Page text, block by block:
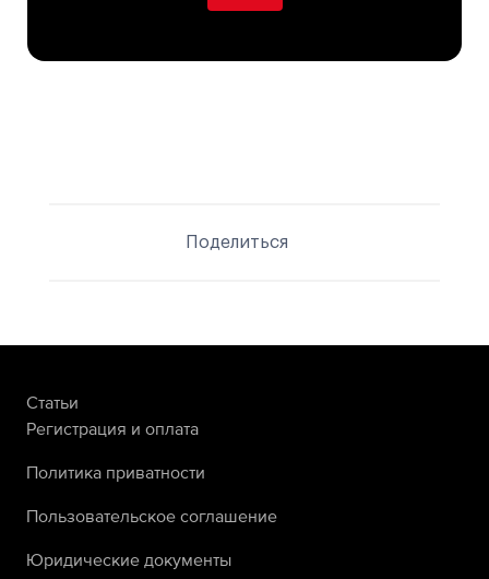
Поделиться
Статьи
Регистрация и оплата
Политика приватности
Пользовательское соглашение
Юридические документы